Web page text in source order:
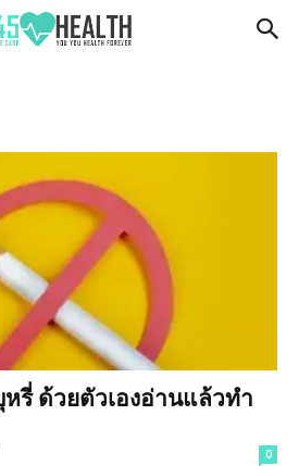
รี่ ด้วยตัวเองอ่านแล้วทำ
0